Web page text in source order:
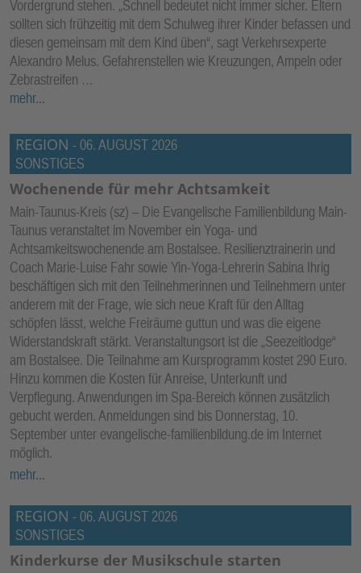
Vordergrund stehen. „Schnell bedeutet nicht immer sicher. Eltern
sollten sich frühzeitig mit dem Schulweg ihrer Kinder befassen und
diesen gemeinsam mit dem Kind üben“, sagt Verkehrsexperte
Alexandro Melus. Gefahrenstellen wie Kreuzungen, Ampeln oder
Zebrastreifen …
mehr...
REGION - 06. AUGUST 2026
SONSTIGES
Wochenende für mehr Achtsamkeit
Main-Taunus-Kreis (sz) – Die Evangelische Familienbildung Main-
Taunus veranstaltet im November ein Yoga- und
Achtsamkeitswochenende am Bostalsee. Resilienztrainerin und
Coach Marie-Luise Fahr sowie Yin-Yoga-Lehrerin Sabina Ihrig
beschäftigen sich mit den Teilnehmerinnen und Teilnehmern unter
anderem mit der Frage, wie sich neue Kraft für den Alltag
schöpfen lässt, welche Freiräume guttun und was die eigene
Widerstandskraft stärkt. Veranstaltungsort ist die „Seezeitlodge“
am Bostalsee. Die Teilnahme am Kursprogramm kostet 290 Euro.
Hinzu kommen die Kosten für Anreise, Unterkunft und
Verpflegung. Anwendungen im Spa-Bereich können zusätzlich
gebucht werden. Anmeldungen sind bis Donnerstag, 10.
September unter evangelische-familienbildung.de im Internet
möglich.
mehr...
REGION - 06. AUGUST 2026
SONSTIGES
Kinderkurse der Musikschule starten